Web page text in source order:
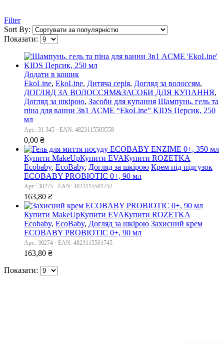
Filter
Sort By:
Показати:
Додати в кошик
EkoLine, EkoLine, Дитяча серія, Догляд за волоссям,
ДОГЛЯД ЗА ВОЛОССЯМ&ЗАСОБИ ДЛЯ КУПАННЯ,
Догляд за шкірою, Засоби для купання Шампунь, гель та
піна для ванни 3в1 ACME “EkoLine” KIDS Персик, 250
мл
Арт.: 31 345 · EAN: 4823115503558
0,00 ₴
Купити MakeUpКупити EVAКупити ROZETKA
Ecobaby, EcoBaby, Догляд за шкірою Крем під підгузок
ECOBABY PROBIOTIC 0+, 90 мл
Арт.: 30275 · EAN: 4823115501752
163,80 ₴
Купити MakeUpКупити EVAКупити ROZETKA
Ecobaby, EcoBaby, Догляд за шкірою Захисний крем
ECOBABY PROBIOTIC 0+, 90 мл
Арт.: 30274 · EAN: 4823115501745
163,80 ₴
Показати: